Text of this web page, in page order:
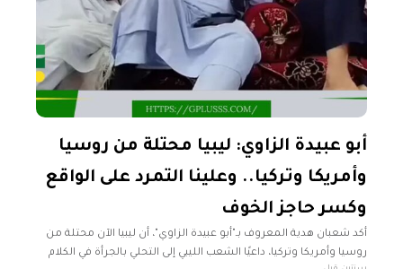
أبو عبيدة الزاوي: ليبيا محتلة من روسيا
وأمريكا وتركيا.. وعلينا التمرد على الواقع
وكسر حاجز الخوف
أكد شعبان هدية المعروف بـ"أبو عبيدة الزاوي"، أن ليبيا الآن محتلة من
روسيا وأمريكا وتركيا، داعيًا الشعب الليبي إلى التحلي بالجرأة في الكلام